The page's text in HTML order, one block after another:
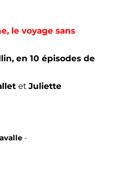
le voyage sans
en 10 épisodes de
et Juliette
-